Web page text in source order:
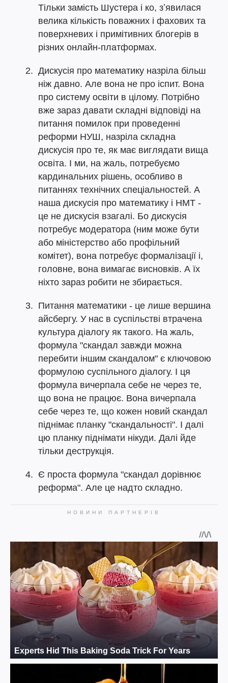
Тільки замість Шустера і ко, зʼявилася
велика кількість поважних і фахових та
поверхневих і примітивних блогерів в
різних онлайн-платформах.
Дискусія про математику назріла більш
ніж давно. Але вона не про іспит. Вона
про систему освіти в цілому. Потрібно
вже зараз давати складні відповіді на
питання помилок при проведенні
реформи НУШ, назріла складна
дискусія про те, як має виглядати вища
освіта. І ми, на жаль, потребуємо
кардинальних рішень, особливо в
питаннях технічних спеціальностей. А
наша дискусія про математику і НМТ -
це не дискусія взагалі. Бо дискусія
потребує модератора (ним може бути
або міністерство або профільний
комітет), вона потребує формалізації і,
головне, вона вимагає висновків. А їх
ніхто зараз робити не збирається.
Питання математики - це лише вершина
айсбергу. У нас в суспільстві втрачена
культура діалогу як такого. На жаль,
формула "скандал завжди можна
перебити іншим скандалом" є ключовою
формулою суспільного діалогу. І ця
формула вичерпала себе не через те,
що вона не працює. Вона вичерпала
себе через те, що кожен новий скандал
піднімає планку "скандальності". І далі
цю планку піднімати нікуди. Далі йде
тільки деструкція.
Є проста формула "скандал дорівнює
реформа". Але це надто складно.